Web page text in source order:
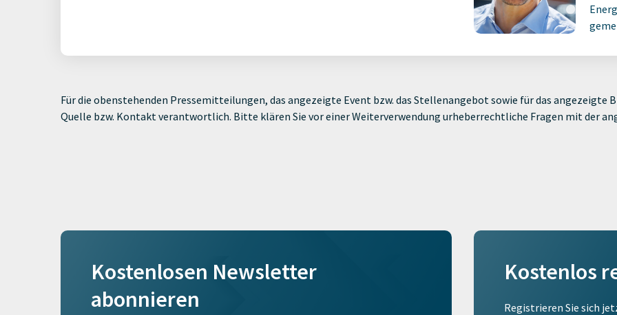
Für die obenstehenden Pressemitteilungen, das angezeigte Event bzw. das Stellenangebot sowie für das angezeigte
Quelle bzw. Kontakt verantwortlich. Bitte klären Sie vor einer Weiterverwendung urheberrechtliche Fragen mit der
Kostenlosen Newsletter
abonnieren
Kostenlos
Registrieren Sie sich